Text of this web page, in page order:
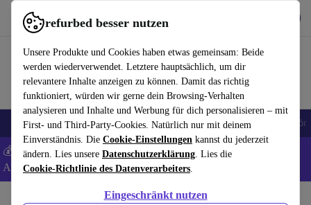
refurbed besser nutzen
Unsere Produkte und Cookies haben etwas gemeinsam: Beide
werden wiederverwendet. Letztere hauptsächlich, um dir
relevantere Inhalte anzeigen zu können. Damit das richtig
funktioniert, würden wir gerne dein Browsing-Verhalten
analysieren und Inhalte und Werbung für dich personalisieren – mit
First- und Third-Party-Cookies. Natürlich nur mit deinem
Einverständnis. Die Cookie-Einstellungen kannst du jederzeit
ändern. Lies unsere Datenschutzerklärung. Lies die
Cookie-Richtlinie des Datenverarbeiters.
Eingeschränkt nutzen
refurbed schnell und einfach nutzen
🎒 Back to school Handys Laptops Tablets Smartwatches Zubehör
💰 Extra -5% auf Samsung- und Google-Smartphones - Code:
ANDROID5 -AGB
Zubehör Computer Zubehör